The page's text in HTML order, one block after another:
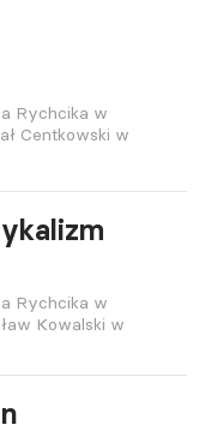
Rychcika w
Centkowski w
Rychcika w
Kowalski w